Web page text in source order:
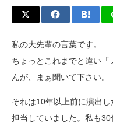
私の大先輩の言葉です。
ちょっとこれまでと違い
んが、まぁ聞いて下さい。
それは10年以上前に演出
担当していました。私も